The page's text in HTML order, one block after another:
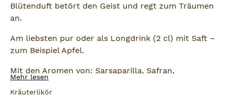
Blütenduft betört den Geist und regt zum Träumen
an.
Am liebsten pur oder als Longdrink (2 cl) mit Saft –
zum Beispiel Apfel.
Mit den Aromen von: Sarsaparilla, Safran,
Jasminblüten und Mascis.
Mehr lesen
Kräuterlikör